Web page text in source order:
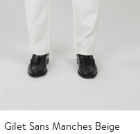
Gilet Sans Manches Beige